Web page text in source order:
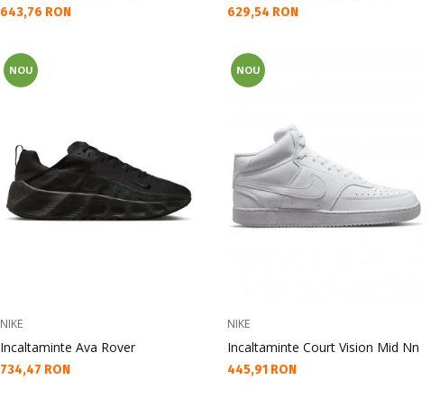
Текуща цена:
643,76 RON Текуща цена:
629,54 RON
NOU
NIKE
Incaltaminte Ava Rover
Текуща цена:
734,47 RON
NOU
NIKE
Incaltaminte Court Vision Mid Nn
Текуща цена:
445,91 RON